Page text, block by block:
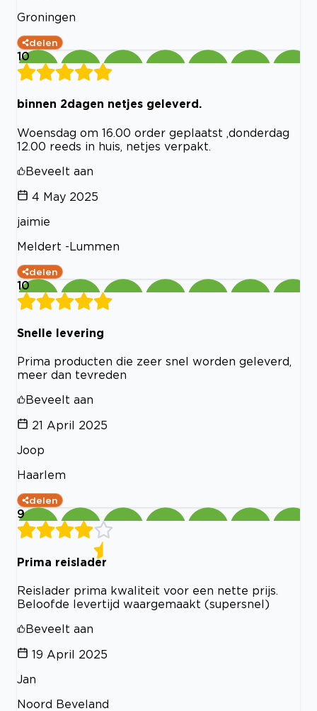
Groningen
delen
10
binnen 2dagen netjes geleverd.
Woensdag om 16.00 order geplaatst ,donderdag
12.00 reeds in huis, netjes verpakt.
Beveelt aan
4 May 2025
jaimie
Meldert -Lummen
delen
10
Snelle levering
Prima producten die zeer snel worden geleverd,
meer dan tevreden
Beveelt aan
21 April 2025
Joop
Haarlem
delen
9
Prima reislader
Reislader prima kwaliteit voor een nette prijs.
Beloofde levertijd waargemaakt (supersnel)
Beveelt aan
19 April 2025
Jan
Noord Beveland